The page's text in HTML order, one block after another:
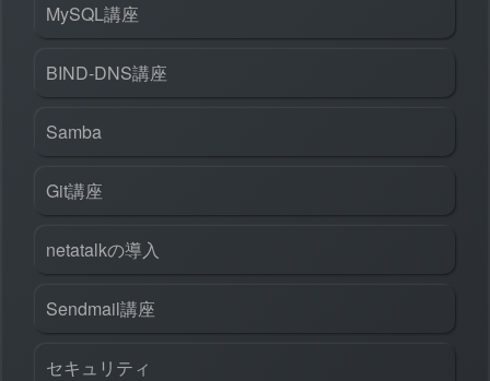
MySQL講座
BIND-DNS講座
Samba
Git講座
netatalkの導入
Sendmail講座
セキュリティ